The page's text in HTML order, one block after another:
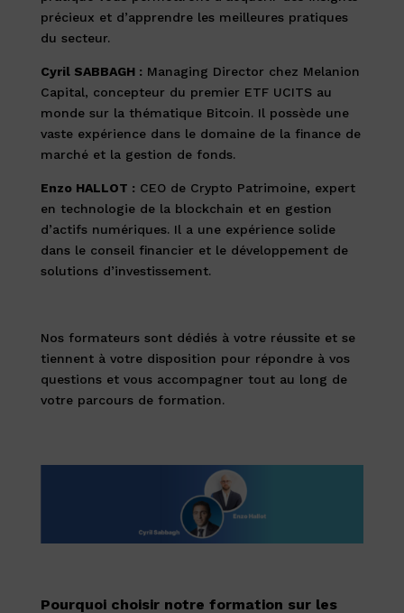
précieux et d’apprendre les meilleures pratiques
du secteur.
Cyril SABBAGH : Managing Director chez Melanion
Capital, concepteur du premier ETF UCITS au
monde sur la thématique Bitcoin. Il possède une
vaste expérience dans le domaine de la finance de
marché et la gestion de fonds.
Enzo HALLOT : CEO de Crypto Patrimoine, expert
en technologie de la blockchain et en gestion
d’actifs numériques. Il a une expérience solide
dans le conseil financier et le développement de
solutions d’investissement.
Nos formateurs sont dédiés à votre réussite et se
tiennent à votre disposition pour répondre à vos
questions et vous accompagner tout au long de
votre parcours de formation.
Pourquoi choisir notre formation sur les